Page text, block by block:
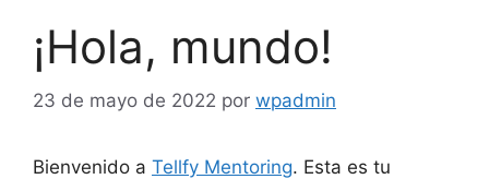
¡Hola, mundo!
23 de mayo de 2022 por wpadmin
Bienvenido a Tellfy Mentoring. Esta es tu